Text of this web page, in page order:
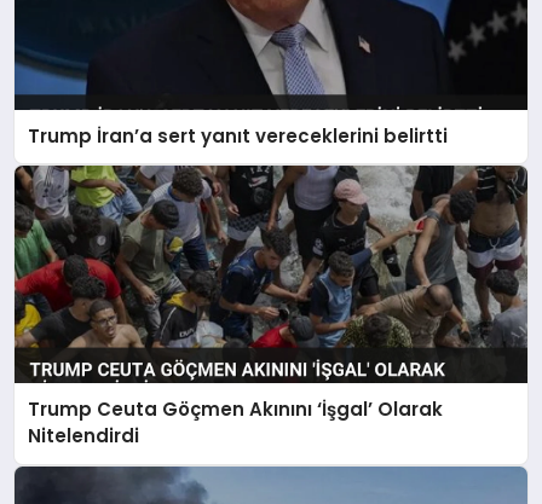
Trump İran’a sert yanıt vereceklerini belirtti
Trump Ceuta Göçmen Akınını ‘İşgal’ Olarak
Nitelendirdi